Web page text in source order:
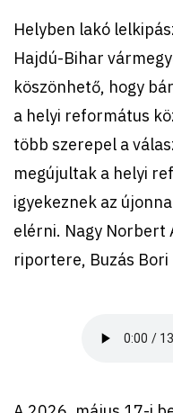
Helyben lakó
Hajdú-Bihar
köszönhető, hogy
a helyi református
több szerepel a
megújultak a helyi
igyekeznek az
elérni. Nagy Norbert
riportere, Buzás